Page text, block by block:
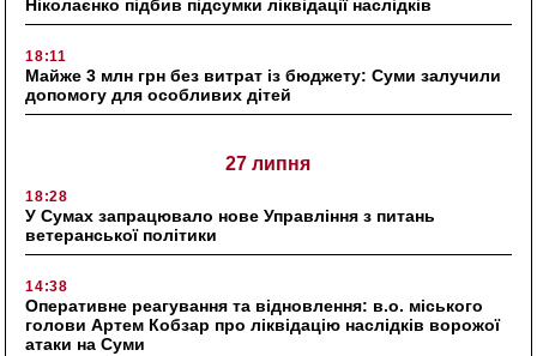
Ніколаєнко підбив підсумки ліквідації наслідків
18:11
Майже 3 млн грн без витрат із бюджету: Суми залучили
допомогу для особливих дітей
27 липня
18:28
У Сумах запрацювало нове Управління з питань
ветеранської політики
14:38
Оперативне реагування та відновлення: в.о. міського
голови Артем Кобзар про ліквідацію наслідків ворожої
атаки на Суми